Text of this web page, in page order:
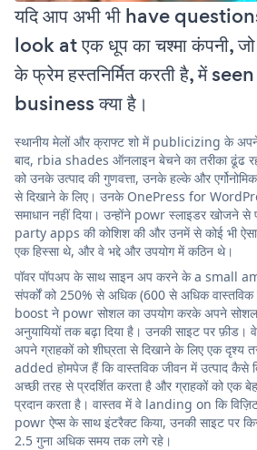
यदि आप अभी भी have
look at एक धूप का चश्मा कंपनी,
के फ्रेम हस्तनिर्मित करती है, में
business क्या है।
स्थानीय मेलों और क्राफ्ट शो में publicizing के
बाद, rbia shades ऑनलाइन बेचने का तरीका ढूंढ
को उनके उत्पाद की गुणवत्ता, उनके हल्के और
से दिखाने के लिए। उनके OnePress for
समाधान नहीं दिया। उन्होंने powr स्लाइडर
party apps की कोशिश की और उनमें से कोई भी
एक हिस्सा थे, और वे भद्दे और उपयोग में कठिन थे।
पॉवर पॉपअप के साथ साइन अप करने के a small
संपर्कों को 250% से अधिक (600 से अधिक
boost ने powr सोशल का उपयोग करके अपने सोशल
अनुयायियों तक बढ़ा दिया है। उनकी साइट पर
अपने ग्राहकों को शीघ्रता से दिखाने के लिए एक दृश्य
added होमपेज हैं कि वास्तविक जीवन में उत्पाद कैसे
अच्छी तरह से प्रदर्शित करता है और ग्राहकों को एक
प्रदान करता है। वास्तव में वे landing on कि
powr ऐप्स के साथ इंटरैक्ट किया, उनकी साइट पर
2.5 गुना अधिक समय तक लगे रहे।